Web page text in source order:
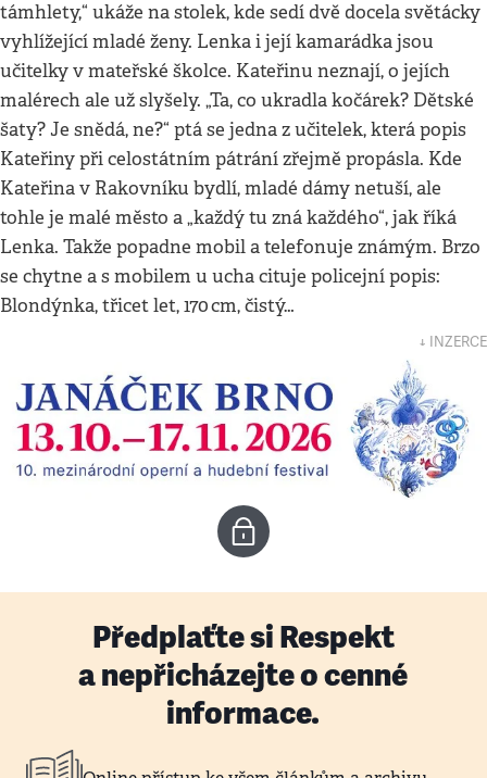
támhlety,“ ukáže na stolek, kde sedí dvě docela světácky
vyhlížející mladé ženy. Lenka i její kamarádka jsou
učitelky v mateřské školce. Kateřinu neznají, o jejích
malérech ale už slyšely. „Ta, co ukradla kočárek? Dětské
šaty? Je snědá, ne?“ ptá se jedna z učitelek, která popis
Kateřiny při celostátním pátrání zřejmě propásla. Kde
Kateřina v Rakovníku bydlí, mladé dámy netuší, ale
tohle je malé město a „každý tu zná každého“, jak říká
Lenka. Takže popadne mobil a telefonuje známým. Brzo
se chytne a s mobilem u ucha cituje policejní popis:
Blondýnka, třicet let, 170 cm, čistý…
↓ INZERCE
Předplaťte si Respekt
a nepřicházejte o cenné
informace.